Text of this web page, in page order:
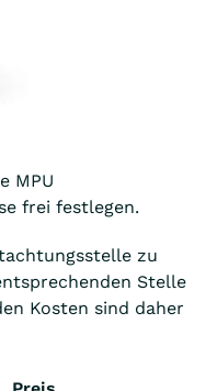
MPU
frei festlegen.
zu
Stelle
Kosten sind daher